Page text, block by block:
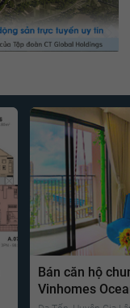
Bán căn hộ
Vinhomes